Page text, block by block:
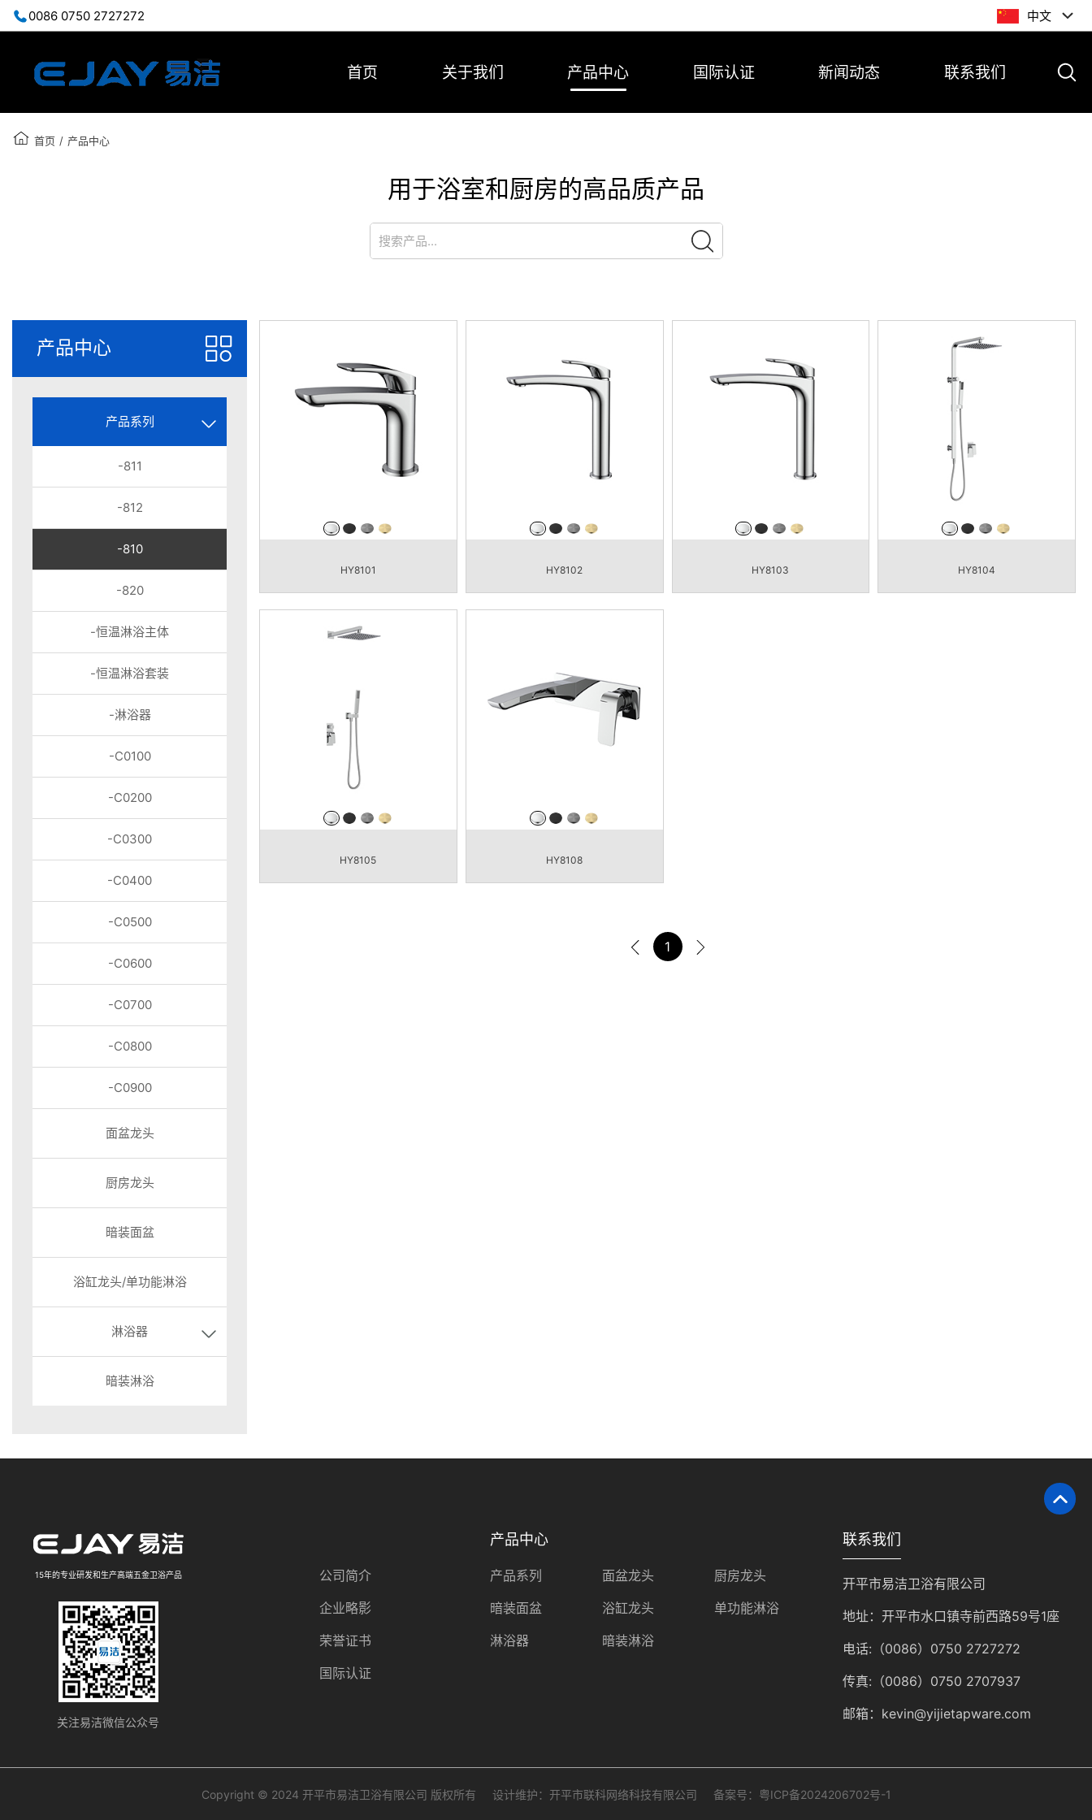
0086 0750 2727272 中文
首页 关于我们 产品中心 国际认证 新闻动态 联系我们
首页 / 产品中心
用于浴室和厨房的高品质产品
产品中心
产品系列
-811
-812
-810
-820
-恒温淋浴主体
-恒温淋浴套装
-淋浴器
-C0100
-C0200
-C0300
-C0400
-C0500
-C0600
-C0700
-C0800
-C0900
面盆龙头
厨房龙头
暗装面盆
浴缸龙头/单功能淋浴
淋浴器
暗装淋浴
HY8101 HY8102 HY8103 HY8104
HY8105 HY8108
1
15年的专业研发和生产高端五金卫浴产品
关注易洁微信公众号
公司简介
企业略影
荣誉证书
国际认证
产品中心
产品系列 面盆龙头
厨房龙头
暗装面盆
浴缸龙头
单功能淋浴
淋浴器
暗装淋浴
联系我们
开平市易洁卫浴有限公司
地址：开平市水口镇寺前西路59号1座
电话:（0086）0750 2727272
传真:（0086）0750 2707937
邮箱：kevin@yijietapware.com
Copyright © 2024 开平市易洁卫浴有限公司 版权所有 设计维护： 开平市联科网络科技有限公司 备案号： 粤ICP备2024206702号-1